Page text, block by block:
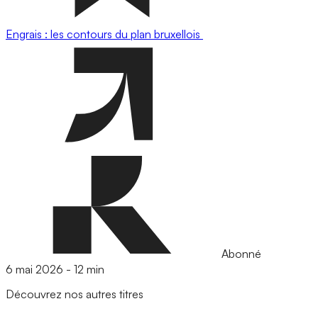
Engrais : les contours du plan bruxellois
Abonné
6 mai 2026 - 12 min
Découvrez nos autres titres